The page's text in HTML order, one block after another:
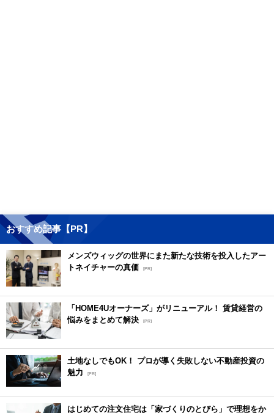
おすすめ記事【PR】
メンズウィッグの世界にまた新たな技術を投入したアー
トネイチャーの真価 [PR]
「HOME4Uオーナーズ」がリニューアル！ 賃貸経営の
悩みをまとめて解決 [PR]
土地なしでもOK！ プロが導く失敗しない不動産投資の
魅力
[PR]
はじめての注文住宅は「家づくりのとびら」で理想をか